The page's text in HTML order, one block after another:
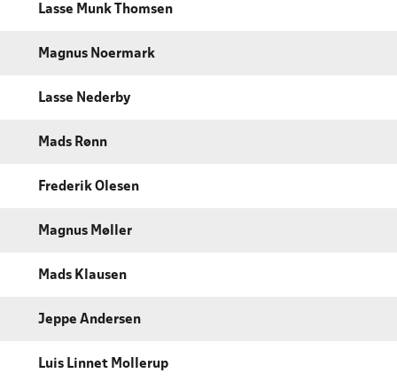
Lasse Munk Thomsen
Magnus Noermark
Lasse Nederby
Mads Rønn
Frederik Olesen
Magnus Møller
Mads Klausen
Jeppe Andersen
Luis Linnet Mollerup